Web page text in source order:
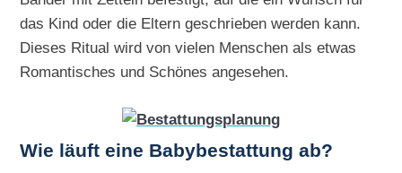
das Kind oder die Eltern geschrieben werden kann.
Dieses Ritual wird von vielen Menschen als etwas
Romantisches und Schönes angesehen.
Wie läuft eine Babybestattung ab?